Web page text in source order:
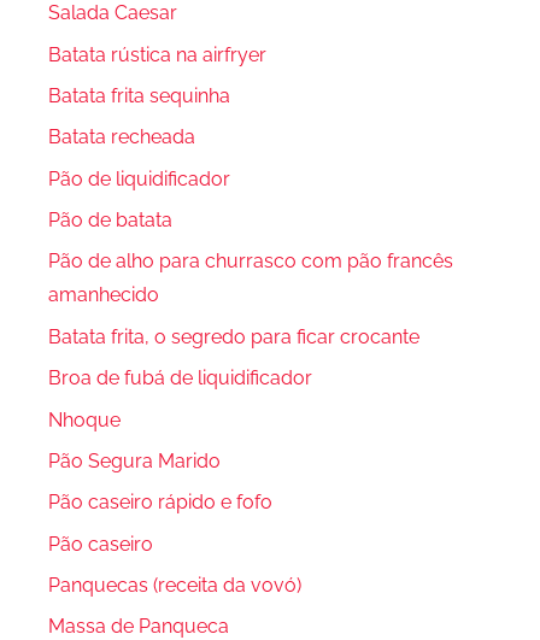
Salada Caesar
Batata rústica na airfryer
Batata frita sequinha
Batata recheada
Pão de liquidificador
Pão de batata
Pão de alho para churrasco com pão francês
amanhecido
Batata frita, o segredo para ficar crocante
Broa de fubá de liquidificador
Nhoque
Pão Segura Marido
Pão caseiro rápido e fofo
Pão caseiro
Panquecas (receita da vovó)
Massa de Panqueca